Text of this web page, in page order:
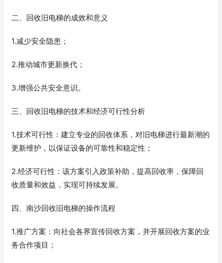
二、回收旧电梯的成效和意义
1.减少安全隐患；
2.推动城市更新换代；
3.增强公共安全意识。
三、回收旧电梯的技术和经济可行性分析
1.技术可行性：建立专业的回收体系，对旧电梯进行最新潮的
更新维护，以保证设备的可靠性和稳定性；
2.经济可行性：该方案引入政策补助，提高回收率，保障回
收质量和效益，实现可持续发展。
四、南沙回收旧电梯的操作流程
1.推广方案：向社会各界宣传回收方案，并开展回收方案的业
务合作项目；